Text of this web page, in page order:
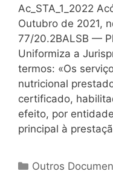
Ac_STA_1_2022
Outubro de 2021,
77/20.2BALSB —
Uniformiza a
termos: «Os
nutricional
certificado,
efeito, por
principal à
Categorias
Outros